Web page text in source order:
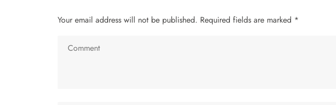
Your email address will not be published. Required fields are marked *